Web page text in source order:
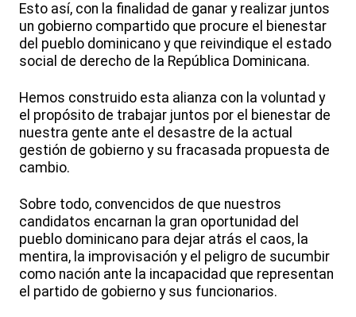
Esto así, con la finalidad de ganar y realizar juntos
un gobierno compartido que procure el bienestar
del pueblo dominicano y que reivindique el estado
social de derecho de la República Dominicana.
Hemos construido esta alianza con la voluntad y
el propósito de trabajar juntos por el bienestar de
nuestra gente ante el desastre de la actual
gestión de gobierno y su fracasada propuesta de
cambio.
Sobre todo, convencidos de que nuestros
candidatos encarnan la gran oportunidad del
pueblo dominicano para dejar atrás el caos, la
mentira, la improvisación y el peligro de sucumbir
como nación ante la incapacidad que representan
el partido de gobierno y sus funcionarios.